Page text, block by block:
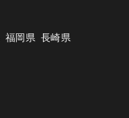
福岡県 長崎県